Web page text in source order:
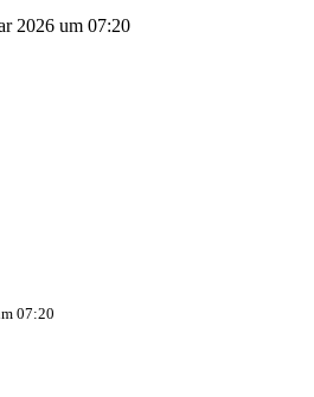
2026 um 07:20
07:20